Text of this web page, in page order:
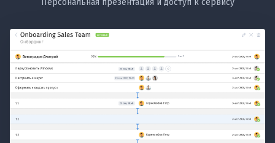
Персональная презентация и доступ к сервису